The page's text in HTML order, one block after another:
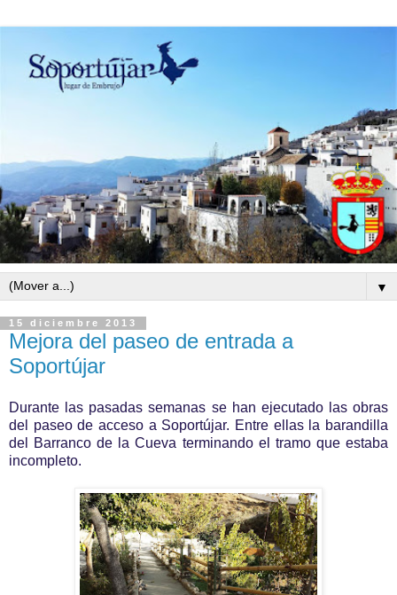
▼
15 diciembre 2013
Mejora del paseo de entrada a
Soportújar
Durante las pasadas semanas se han ejecutado las obras
del paseo de acceso a Soportújar. Entre ellas la barandilla
del Barranco de la Cueva terminando el tramo que estaba
incompleto.